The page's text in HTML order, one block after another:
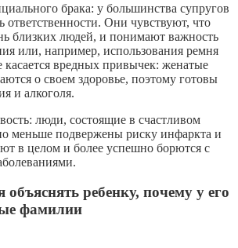
брака: у большинства супругов
ответственности. Они чувствуют, что
близких людей, и понимают важность
или, например, использования ремня
касается вредных привычек: женатые
о своем здоровье, поэтому готовы
и алкоголя.
люди, состоящие в счастливом
меньше подвержены риску инфаркта и
в целом и более успешно борются с
объяснять ребенку, почему у его
фамилии